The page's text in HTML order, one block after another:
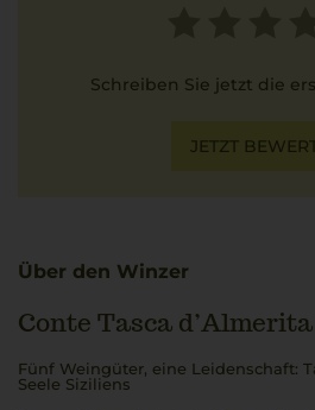
Schreiben Sie jetzt die
JETZT
Über den Winzer
Conte Tasca d’Almerita
Fünf Weingüter, eine Leidenschaft:
Seele Siziliens